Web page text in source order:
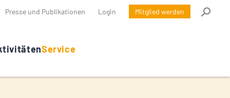
Presse und Publikationen Login Mitglied werden
Service